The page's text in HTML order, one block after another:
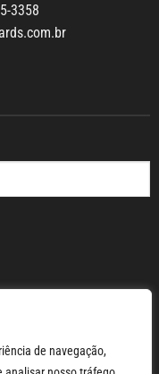
de navegação,
3358